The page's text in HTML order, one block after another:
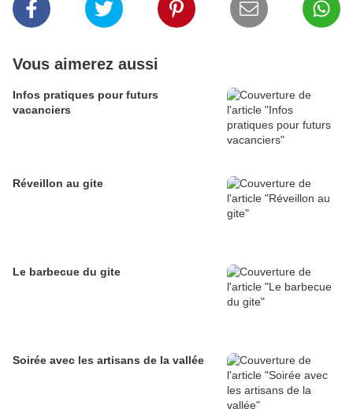
Vous aimerez aussi
Infos pratiques pour futurs
vacanciers
Réveillon au gite
Le barbecue du gite
Soirée avec les artisans de la vallée